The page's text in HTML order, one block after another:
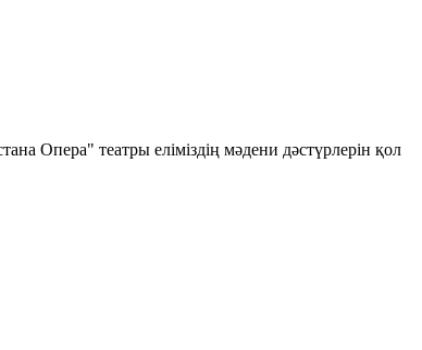
Опера" театры еліміздің мәдени дәстүрлерін қол